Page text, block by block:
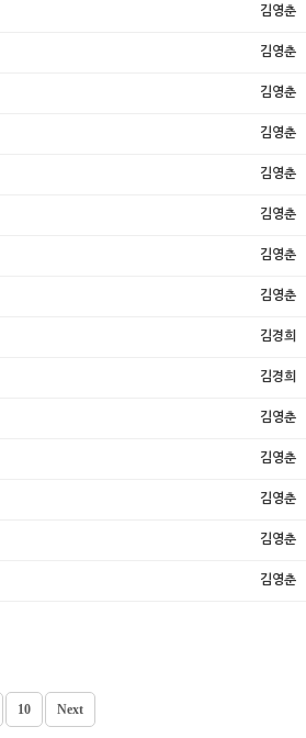
김영춘
김영춘
김영춘
김영춘
김영춘
김영춘
김영춘
김영춘
김경희
김경희
김영춘
김영춘
김영춘
김영춘
김영춘
10 Next